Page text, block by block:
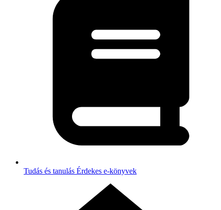
Tudás és tanulás Érdekes e-könyvek